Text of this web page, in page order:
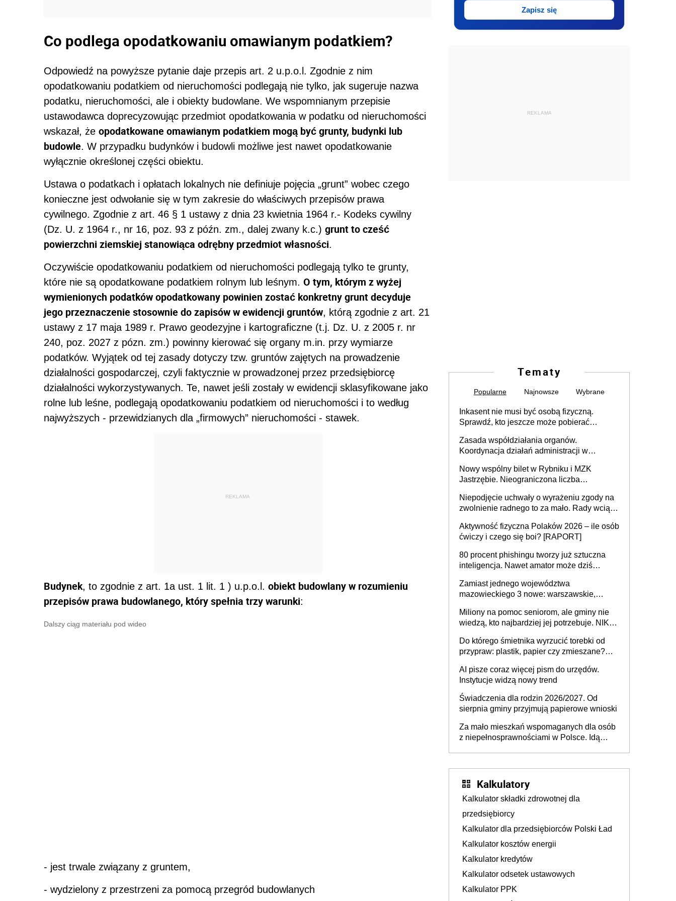
Co podlega opodatkowaniu omawianym podatkiem?
Odpowiedź na powyższe pytanie daje przepis art. 2 u.p.o.l. Zgodnie z nim
opodatkowaniu podatkiem od nieruchomości podlegają nie tylko, jak sugeruje nazwa
podatku, nieruchomości, ale i obiekty budowlane. We wspomnianym przepisie
ustawodawca doprecyzowując przedmiot opodatkowania w podatku od nieruchomości
wskazał, że opodatkowane omawianym podatkiem mogą być grunty, budynki lub
budowle. W przypadku budynków i budowli możliwe jest nawet opodatkowanie
wyłącznie określonej części obiektu.
Ustawa o podatkach i opłatach lokalnych nie definiuje pojęcia „grunt” wobec czego
konieczne jest odwołanie się w tym zakresie do właściwych przepisów prawa
cywilnego. Zgodnie z art. 46 § 1 ustawy z dnia 23 kwietnia 1964 r.- Kodeks cywilny
(Dz. U. z 1964 r., nr 16, poz. 93 z późn. zm., dalej zwany k.c.) grunt to cześć
powierzchni ziemskiej stanowiąca odrębny przedmiot własności.
Oczywiście opodatkowaniu podatkiem od nieruchomości podlegają tylko te grunty,
które nie są opodatkowane podatkiem rolnym lub leśnym. O tym, którym z wyżej
wymienionych podatków opodatkowany powinien zostać konkretny grunt decyduje
jego przeznaczenie stosownie do zapisów w ewidencji gruntów, którą zgodnie z art. 21
ustawy z 17 maja 1989 r. Prawo geodezyjne i kartograficzne (t.j. Dz. U. z 2005 r. nr
240, poz. 2027 z pózn. zm.) powinny kierować się organy m.in. przy wymiarze
podatków. Wyjątek od tej zasady dotyczy tzw. gruntów zajętych na prowadzenie
działalności gospodarczej, czyli faktycznie w prowadzonej przez przedsiębiorcę
działalności wykorzystywanych. Te, nawet jeśli zostały w ewidencji sklasyfikowane jako
rolne lub leśne, podlegają opodatkowaniu podatkiem od nieruchomości i to według
najwyższych - przewidzianych dla „firmowych” nieruchomości - stawek.
REKLAMA
Budynek, to zgodnie z art. 1a ust. 1 lit. 1 ) u.p.o.l. obiekt budowlany w rozumieniu
przepisów prawa budowlanego, który spełnia trzy warunki:
Dalszy ciąg materiału pod wideo
- jest trwale związany z gruntem,
- wydzielony z przestrzeni za pomocą przegród budowlanych
Zapisz się
REKLAMA
Tematy
Popularne Najnowsze Wybrane
Inkasent nie musi być osobą fizyczną.
Sprawdź, kto jeszcze może pobierać
Zasada współdziałania organów.
Koordynacja działań administracji w
Nowy wspólny bilet w Rybniku i MZK
Jastrzębie. Nieograniczona liczba
Niepodjęcie uchwały o wyrażeniu zgody na
zwolnienie radnego to za mało. Rady wciąż
rozstrzygać sprawy
Aktywność fizyczna Polaków 2026 – ile osób
ćwiczy i czego się boi? [RAPORT]
80 procent phishingu tworzy już sztuczna
inteligencja. Nawet amator może dziś
Zamiast jednego województwa
mazowieckiego 3 nowe: warszawskie,
Europie nie ma tak dużych jednostek
stołecznych
Miliony na pomoc seniorom, ale gminy nie
wiedzą, kto najbardziej jej potrzebuje. NIK
Do którego śmietnika wyrzucić torebki od
przypraw: plastik, papier czy zmieszane?
AI pisze coraz więcej pism do urzędów.
Instytucje widzą nowy trend
Świadczenia dla rodzin 2026/2027. Od
sierpnia gminy przyjmują papierowe wnioski
Za mało mieszkań wspomaganych dla osób
z niepełnosprawnościami w Polsce. Idą
Kalkulatory
Kalkulator składki zdrowotnej dla
przedsiębiorcy
Kalkulator dla przedsiębiorców Polski Ład
Kalkulator kosztów energii
Kalkulator kredytów
Kalkulator odsetek ustawowych
Kalkulator PPK